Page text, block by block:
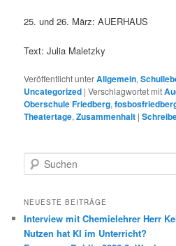
25. und 26. März: AUERHAUS
Text: Julia Maletzky
Veröffentlicht unterAllgemein,
Uncategorized |Verschlagwortet mit
Oberschule Friedberg,
Theatertage,Zusammenhalt |
u
h
n
NEUESTE BEITRÄGE
Interview mit Chemielehrer Herr
Nutzen hat KI im Unterricht?